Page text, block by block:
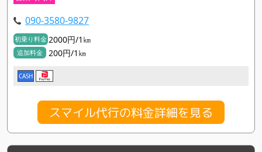
090-3580-9827
初乗り料金 2000円/1㎞
追加料金 200円/1㎞
CASH
スマイル代行の料金詳細を見る